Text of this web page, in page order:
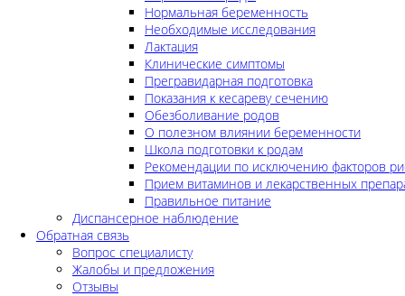
Нормальная беременность
Необходимые исследования
Лактация
Клинические симптомы
Прегравидарная подготовка
Показания к кесареву сечению
Обезболивание родов
О полезном влиянии беременности
Школа подготовки к родам
Рекомендации по исключению факторов
Прием витаминов и лекарственных
Правильное питание
Диспансерное наблюдение
Обратная связь
Вопрос специалисту
Жалобы и предложения
Отзывы